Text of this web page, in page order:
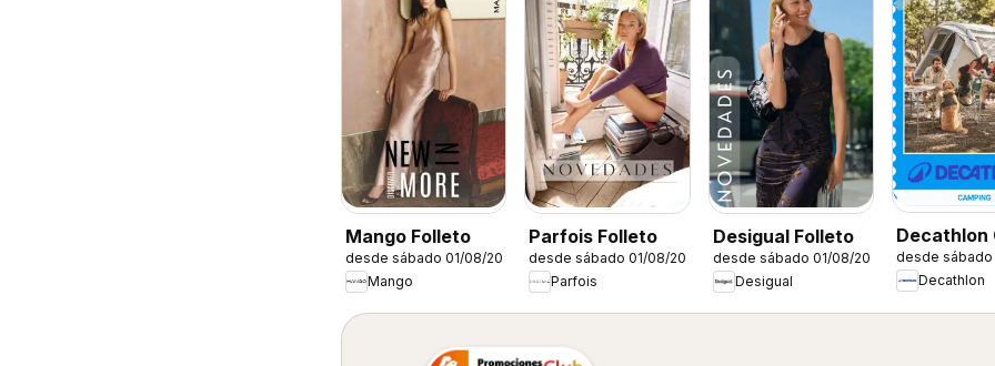
Mango Folleto
desde sábado 01/08/2026
Mango
Parfois Folleto
desde sábado 01/08/2026
Parfois
Desigual Folleto
desde sábado 01/08/2026
Desigual
Decathlon
estacional
desde sábado
Decathlon